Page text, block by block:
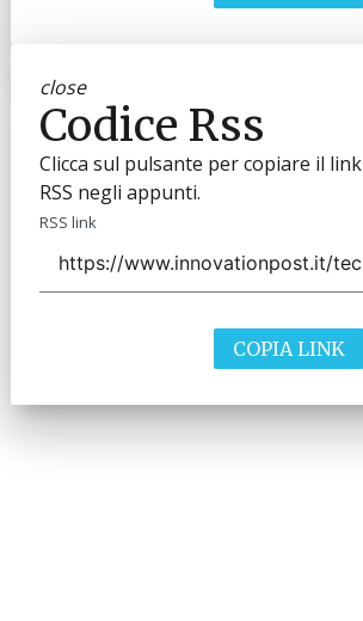
close
Codice Rss
Clicca sul pulsante per copiare il link
RSS negli appunti.
RSS link
COPIA LINK